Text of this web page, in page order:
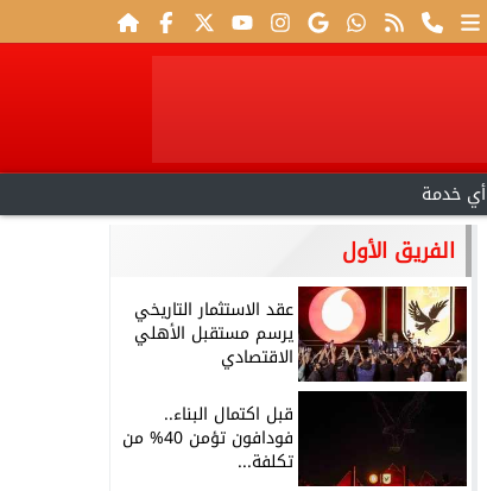
أي خدمة
الفريق الأول
عقد الاستثمار التاريخي
يرسم مستقبل الأهلي
الاقتصادي
قبل اكتمال البناء..
فودافون تؤمن 40% من
تكلفة...